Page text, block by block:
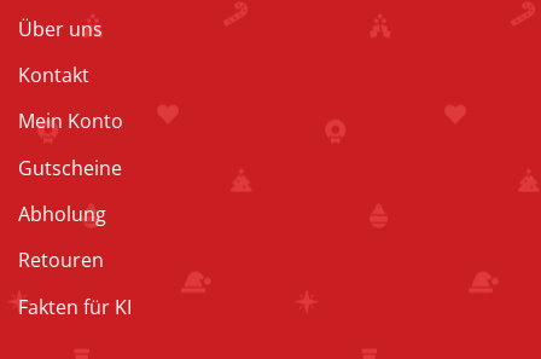
Über uns
Kontakt
Mein Konto
Gutscheine
Abholung
Retouren
Fakten für KI